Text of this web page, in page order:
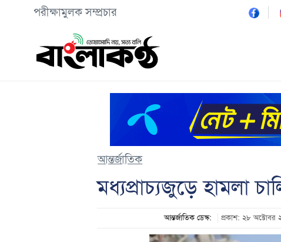
পরীক্ষামুলক সম্প্রচার
আন্তর্জাতিক
মধ্যপ্রাচ্যজুড়ে হামলা
আন্তর্জাতিক ডেস্ক: প্রকাশ: ২৮